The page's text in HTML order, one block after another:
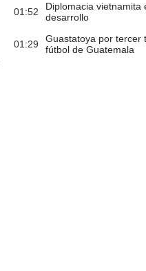
01:52
Diplomacia vietnamita
desarrollo
01:29
Guastatoya por tercer
fútbol de Guatemala